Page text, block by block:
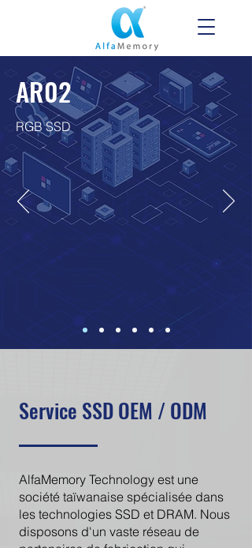
Service SSD OEM / ODM
AlfaMemory Technology est une
société taïwanaise spécialisée dans
les technologies SSD et DRAM. Nous
disposons d'un vaste réseau de
AR02
RGB SSD